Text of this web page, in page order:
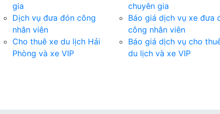
gia
Dịch vụ đưa đón công
nhân viên
Cho thuê xe du lịch Hải
Phòng và xe VIP
chuyên gia
Báo giá dịch vụ xe đưa
công nhân viên
Báo giá dịch vụ cho
du lịch và xe VIP